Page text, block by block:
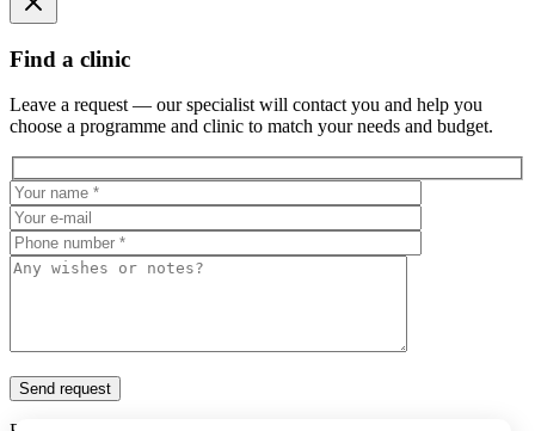
Find a clinic
Leave a request — our specialist will contact you and help you
choose a programme and clinic to match your needs and budget.